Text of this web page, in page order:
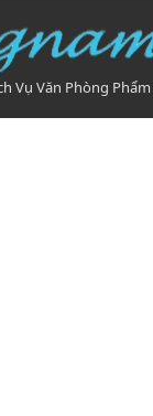
Vụ Văn Phòng